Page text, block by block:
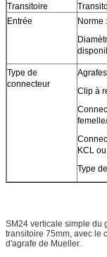
Transitoire
Entrée
Norme
Type de
connecteur
Clip à
KCL
Type
SM24 verticale simple du
transitoire 75mm, avec le
d'agrafe de Mueller.